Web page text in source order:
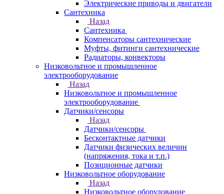
Электрические приводы и двигатели
Сантехника
Назад
Сантехника
Компенсаторы сантехнические
Муфты, фитинги сантехнические
Радиаторы, конвекторы
Низковольтное и промышленное
электрооборудование
Назад
Низковольтное и промышленное
электрооборудование
Датчики/сенсоры
Назад
Датчики/сенсоры
Бесконтактные датчики
Датчики физических величин
(напряжения, тока и т.п.)
Позиционные датчики
Низковольтное оборудование
Назад
Низковольтное оборудование